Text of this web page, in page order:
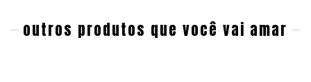
outros produtos que você vai amar